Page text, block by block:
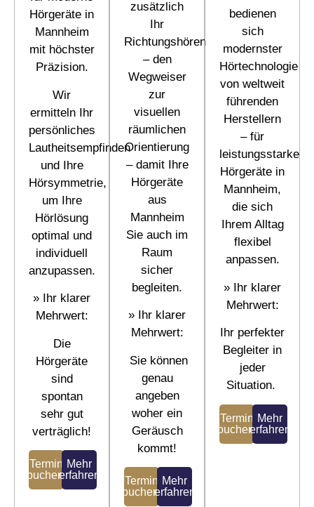
Hörgeräte in
Mannheim
mit höchster
Präzision.
Wir
ermitteln Ihr
persönliches
Lautheitsempfinden
und Ihre
Hörsymmetrie,
um Ihre
Hörlösung
optimal und
individuell
anzupassen.
»
Ihr klarer
Mehrwert:
Die
Hörgeräte
sind
spontan
sehr gut
verträglich!
Termin
buchen!
Mehr
erfahren
zusätzlich
Ihr
Richtungshören
– den
Wegweiser
zur
visuellen
räumlichen
Orientierung
– damit Ihre
Hörgeräte
aus
Mannheim
Sie auch im
Raum
sicher
begleiten.
»
Ihr klarer
Mehrwert:
Sie können
genau
angeben
woher ein
Geräusch
kommt!
Termin
buchen!
Mehr
erfahren
bedienen
sich
modernster
Hörtechnologie
von weltweit
führenden
Herstellern
– für
leistungsstarke
Hörgeräte in
Mannheim,
die sich
Ihrem Alltag
flexibel
anpassen.
» Ihr klarer
Mehrwert:
Ihr perfekter
Begleiter in
jeder
Situation.
Termin
buchen!
Mehr
erfahren